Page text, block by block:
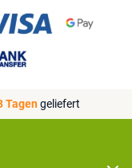
Tagengeliefert